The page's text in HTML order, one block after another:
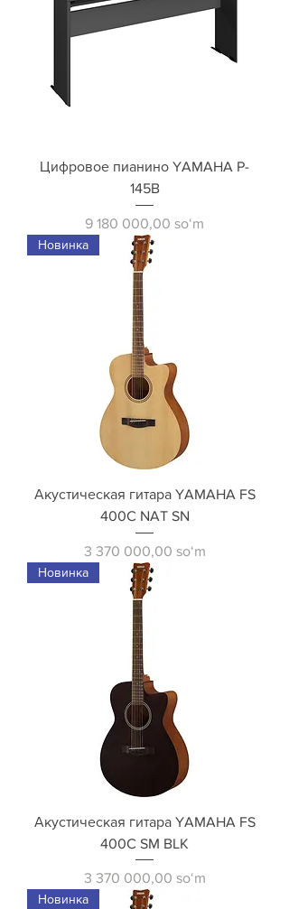
Цифровое пианино YAMAHA P-
145B
Price
9 180 000,00 soʻm
Новинка
Акустическая гитара YAMAHA FS
400C NAT SN
Price
3 370 000,00 soʻm
Новинка
Акустическая гитара YAMAHA FS
400C SM BLK
Price
3 370 000,00 soʻm
Новинка